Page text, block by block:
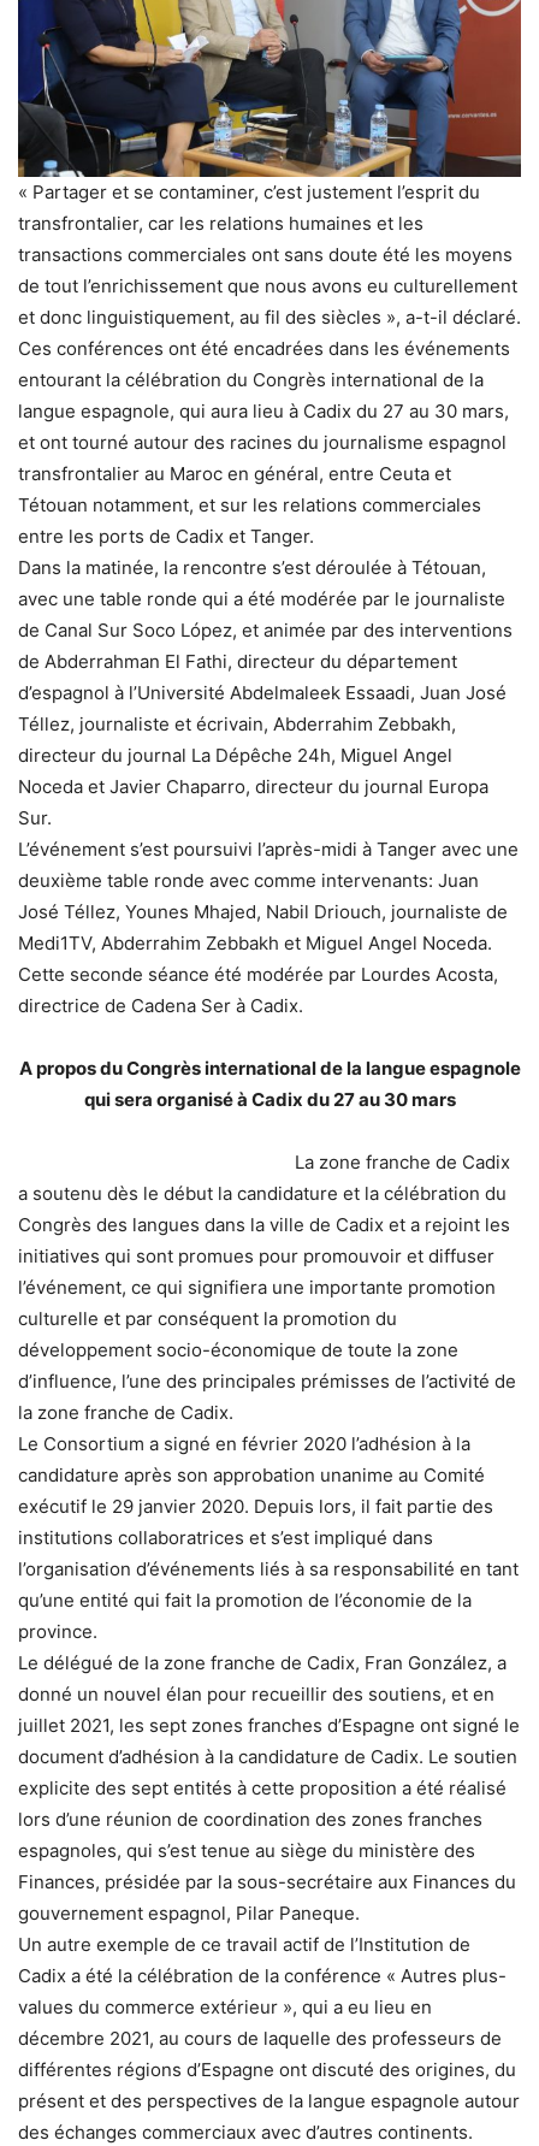
« Partager et se contaminer, c’est justement l’esprit du
transfrontalier, car les relations humaines et les
transactions commerciales ont sans doute été les moyens
de tout l’enrichissement que nous avons eu culturellement
et donc linguistiquement, au fil des siècles », a-t-il déclaré.
Ces conférences ont été encadrées dans les événements
entourant la célébration du Congrès international de la
langue espagnole, qui aura lieu à Cadix du 27 au 30 mars,
et ont tourné autour des racines du journalisme espagnol
transfrontalier au Maroc en général, entre Ceuta et
Tétouan notamment, et sur les relations commerciales
entre les ports de Cadix et Tanger.
Dans la matinée, la rencontre s’est déroulée à Tétouan,
avec une table ronde qui a été modérée par le journaliste
de Canal Sur Soco López, et animée par des interventions
de Abderrahman El Fathi, directeur du département
d’espagnol à l’Université Abdelmaleek Essaadi, Juan José
Téllez, journaliste et écrivain, Abderrahim Zebbakh,
directeur du journal La Dépêche 24h, Miguel Angel
Noceda et Javier Chaparro, directeur du journal Europa
Sur.
L’événement s’est poursuivi l’après-midi à Tanger avec une
deuxième table ronde avec comme intervenants: Juan
José Téllez, Younes Mhajed, Nabil Driouch, journaliste de
Medi1TV, Abderrahim Zebbakh et Miguel Angel Noceda.
Cette seconde séance été modérée par Lourdes Acosta,
directrice de Cadena Ser à Cadix.
A propos du Congrès international de la langue espagnole
qui sera organisé à Cadix du 27 au 30 mars
La zone franche de Cadix
a soutenu dès le début la candidature et la célébration du
Congrès des langues dans la ville de Cadix et a rejoint les
initiatives qui sont promues pour promouvoir et diffuser
l’événement, ce qui signifiera une importante promotion
culturelle et par conséquent la promotion du
développement socio-économique de toute la zone
d’influence, l’une des principales prémisses de l’activité de
la zone franche de Cadix.
Le Consortium a signé en février 2020 l’adhésion à la
candidature après son approbation unanime au Comité
exécutif le 29 janvier 2020. Depuis lors, il fait partie des
institutions collaboratrices et s’est impliqué dans
l’organisation d’événements liés à sa responsabilité en tant
qu’une entité qui fait la promotion de l’économie de la
province.
Le délégué de la zone franche de Cadix, Fran González, a
donné un nouvel élan pour recueillir des soutiens, et en
juillet 2021, les sept zones franches d’Espagne ont signé le
document d’adhésion à la candidature de Cadix. Le soutien
explicite des sept entités à cette proposition a été réalisé
lors d’une réunion de coordination des zones franches
espagnoles, qui s’est tenue au siège du ministère des
Finances, présidée par la sous-secrétaire aux Finances du
gouvernement espagnol, Pilar Paneque.
Un autre exemple de ce travail actif de l’Institution de
Cadix a été la célébration de la conférence « Autres plus-
values ​​du commerce extérieur », qui a eu lieu en
décembre 2021, au cours de laquelle des professeurs de
différentes régions d’Espagne ont discuté des origines, du
présent et des perspectives de la langue espagnole autour
des échanges commerciaux avec d’autres continents.